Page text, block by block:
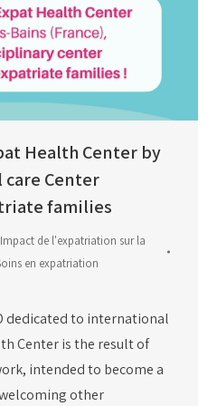
Health Center by
care Center
families
Impact de l'expatriation sur la
en expatriation
dedicated to international
Center is the result of
intended to become a
other